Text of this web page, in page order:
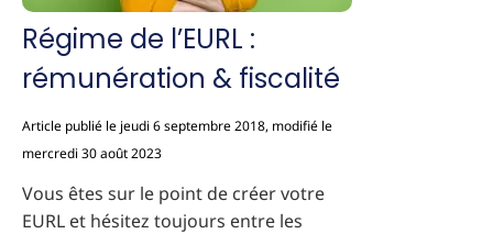
Régime de l’EURL :
rémunération & fiscalité
Article publié le jeudi 6 septembre 2018, modifié le
mercredi 30 août 2023
Vous êtes sur le point de créer votre
EURL et hésitez toujours entre les